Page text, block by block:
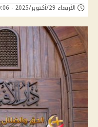
الأربعاء 29/أكتوبر/2025 - 10:06 م